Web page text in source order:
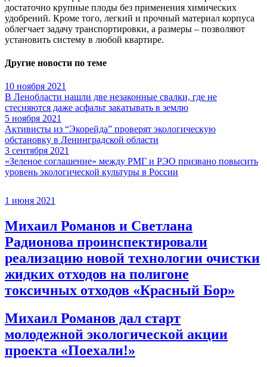
достаточно крупные плоды без применения химических
удобрений. Кроме того, легкий и прочный материал корпуса
облегчает задачу транспортировки, а размеры – позволяют
установить систему в любой квартире.
Другие новости по теме
10 ноября 2021
В Ленобласти нашли две незаконные свалки, где не
стесняются даже асфальт закатывать в землю
5 ноября 2021
Активисты из “Экорейда” проверят экологическую
обстановку в Ленинградской области
3 сентября 2021
«Зеленое соглашение» между РМГ и РЭО призвано повысить
уровень экологической культуры в России
1 июня 2021
Михаил Романов и Светлана
Радионова проинспектировали
реализацию новой технологии очистки
жидких отходов на полигоне
токсичных отходов «Красный Бор»
Михаил Романов дал старт
молодежной экологической акции
проекта «Поехали!»